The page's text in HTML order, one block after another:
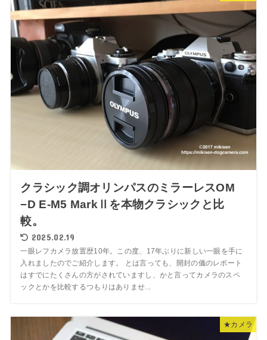
クラシック調オリンパスのミラーレスOM
−D E-M5 MarkⅡを本物クラシックと比
較。
2025.02.19
一眼レフカメラ放置歴10年。この度、17年ぶりに新しい一眼を手に
入れましたのでご紹介します。 とは言っても、開封の儀のレポート
はすでにたくさんの方がされていますし、かと言ってカメラのスペ
ックとかを比較するつもりはありませ...
★カメラ